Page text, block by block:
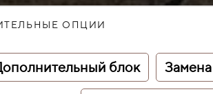
ОПЦИИ
блок